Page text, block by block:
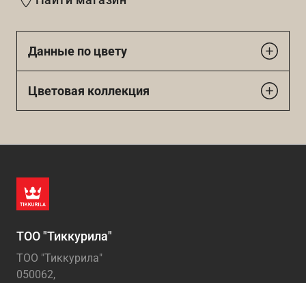
Данные по цвету
Цветовая коллекция
ТОО "Тиккурила"
ТОО "Тиккурила"
050062,